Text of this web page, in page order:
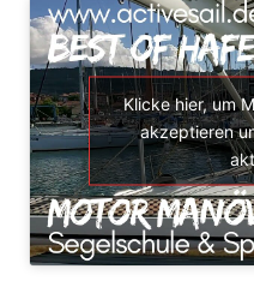
Klicke hier, um
akzeptieren